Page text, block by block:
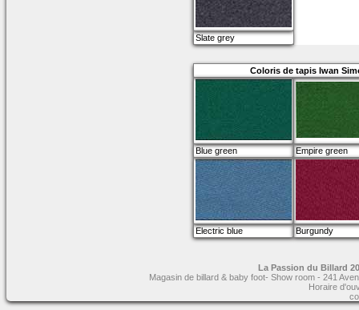
Slate grey
Coloris de tapis Iwan
Blue green Empire green
Electric blue Burgundy
La Passion du Billard
Magasin de billard & baby foot- Show room - 241
Horaire